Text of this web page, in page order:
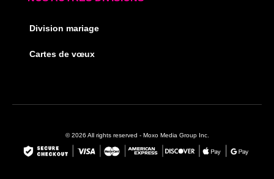
Division mariage
Cartes de vœux
© 2026 All rights reserved - Moxo Media Group Inc.